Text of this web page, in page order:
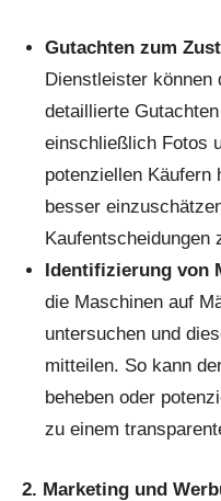
Gutachten zum
Dienstleister können
detaillierte
einschließlich Fotos
potenziellen Käufern
besser
Kaufentscheidungen
Identifizierung von
die Maschinen auf
untersuchen und
mitteilen. So kann
beheben oder
zu einem
2. Marketing und